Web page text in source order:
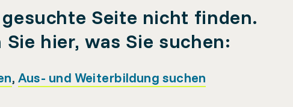
Seite nicht finden.
hier, was Sie suchen:
, Aus- und Weiterbildung suchen